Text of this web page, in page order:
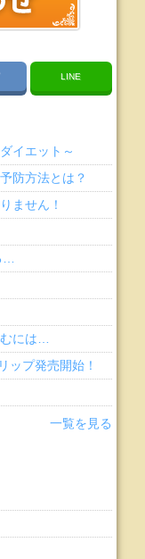
LINE
イエット～
防方法とは？
ません！
…
むには…
ップ発売開始！
一覧を見る